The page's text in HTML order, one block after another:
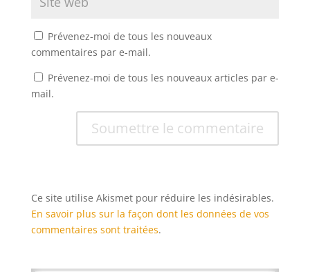
Prévenez-moi de tous les nouveaux
commentaires par e-mail.
Prévenez-moi de tous les nouveaux articles par e-
mail.
Soumettre le commentaire
Ce site utilise Akismet pour réduire les indésirables.
En savoir plus sur la façon dont les données de vos
commentaires sont traitées.